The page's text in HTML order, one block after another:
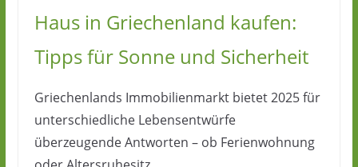
Haus in Griechenland kaufen:
Tipps für Sonne und Sicherheit
Griechenlands Immobilienmarkt bietet 2025 für
unterschiedliche Lebensentwürfe
überzeugende Antworten – ob Ferienwohnung